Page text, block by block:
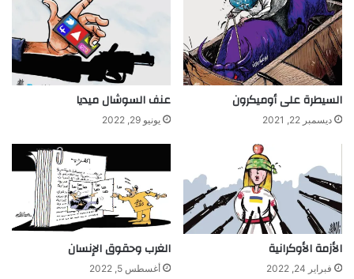
السيطرة على أوميكرون
ديسمبر 22, 2021
عنف السوشال ميديا
يونيو 29, 2022
الأزمة الأوكرانية
فبراير 24, 2022
الغرب وحقوق الإنسان
أغسطس 5, 2022